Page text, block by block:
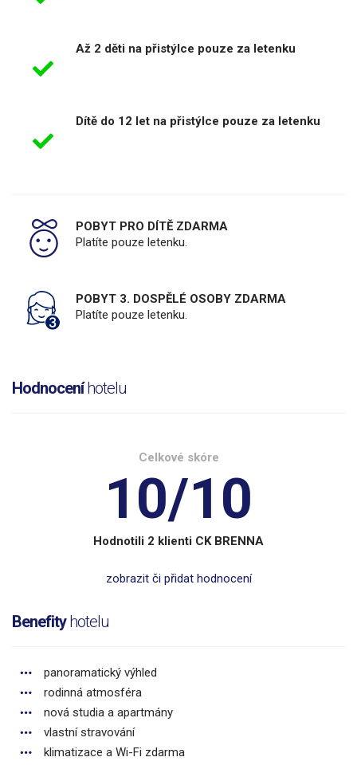
Až 2 děti na přistýlce pouze za letenku
Dítě do 12 let na přistýlce pouze za letenku
POBYT PRO DÍTĚ ZDARMA
Platíte pouze letenku.
POBYT 3. DOSPĚLÉ OSOBY ZDARMA
Platíte pouze letenku.
Hodnoceníhotelu
Celkové skóre
10/10
Hodnotili 2 klienti CK BRENNA
zobrazit či přidat hodnocení
Benefityhotelu
panoramatický výhled
rodinná atmosféra
nová studia a apartmány
vlastní stravování
klimatizace a Wi-Fi zdarma